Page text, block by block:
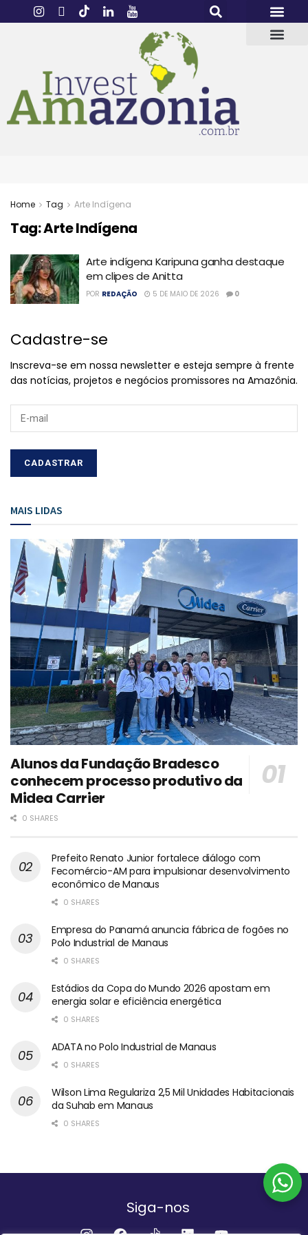
Home Tag Arte Indígena
Tag:Arte Indígena
Arte indígena Karipuna ganha destaque
em clipes de Anitta
POR REDAÇÃO 5 DE MAIO DE 2026 0
Cadastre-se
Inscreva-se em nossa newsletter e esteja sempre à frente
das notícias, projetos e negócios promissores na Amazônia.
MAIS LIDAS
Alunos da Fundação Bradesco
conhecem processo produtivo da
Midea Carrier
0 SHARES
Prefeito Renato Junior fortalece diálogo com
Fecomércio-AM para impulsionar desenvolvimento
econômico de Manaus
0 SHARES
Empresa do Panamá anuncia fábrica de fogões no
Polo Industrial de Manaus
0 SHARES
Estádios da Copa do Mundo 2026 apostam em
energia solar e eficiência energética
0 SHARES
ADATA no Polo Industrial de Manaus
0 SHARES
Wilson Lima Regulariza 2,5 Mil Unidades Habitacionais
da Suhab em Manaus
0 SHARES
Siga-nos